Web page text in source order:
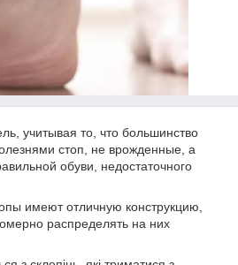
учитывая то, что большинство
стоп, не врожденные, а
обуви, недостаточного
имеют отличную конструкцию,
распределять на них